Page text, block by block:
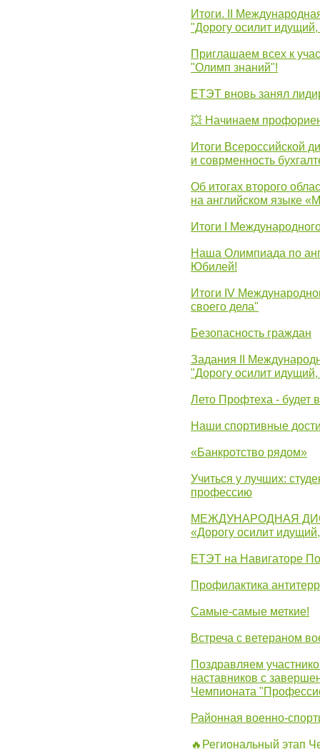
Итоги. II
"Дорогу осилит
Приглашаем всех к
"Олимп знаний"!
ЕТЭТ вновь занял
💥 Начинаем
Итоги Всероссийской
и соврменность
Об итогах второго
на английском языке
Итоги I
Наша Олимпиада по
Юбилей!
Итоги IV
своего дела"
Безопасность граждан
Задания II
"Дорогу осилит
Лето Профтеха - будет
Наши спортивные
«Банкротство рядом»
Учиться у лучших:
профессию
МЕЖДУНАРОДНАЯ
«Дорогу осилит
ЕТЭТ на Навигаторе
Профилактика
Самые-самые меткие!
Встреча с ветераном
Поздравляем
наставников с
Чемпионата
Районная военно-
🔥Региональный этап